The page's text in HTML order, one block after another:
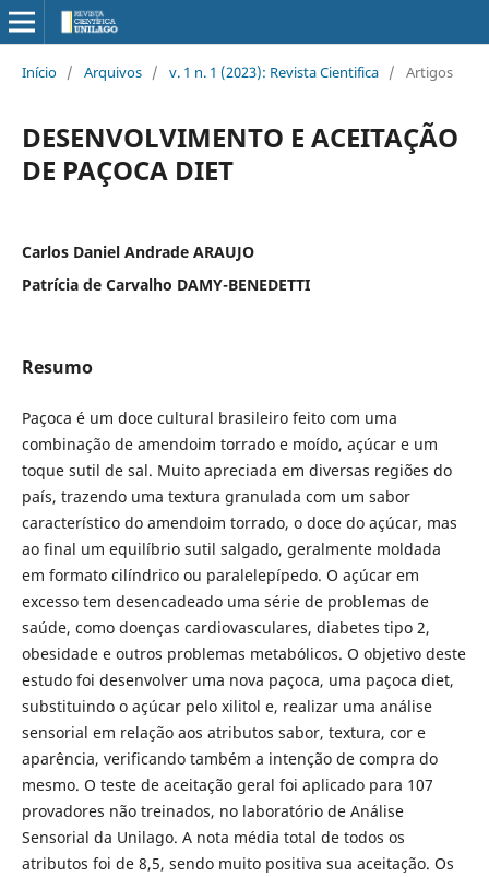
Início / Arquivos / v. 1 n. 1 (2023): Revista Cientifica / Artigos
DESENVOLVIMENTO E ACEITAÇÃO
DE PAÇOCA DIET
Carlos Daniel Andrade ARAUJO
Patrícia de Carvalho DAMY-BENEDETTI
Resumo
Paçoca é um doce cultural brasileiro feito com uma
combinação de amendoim torrado e moído, açúcar e um
toque sutil de sal. Muito apreciada em diversas regiões do
país, trazendo uma textura granulada com um sabor
característico do amendoim torrado, o doce do açúcar, mas
ao final um equilíbrio sutil salgado, geralmente moldada
em formato cilíndrico ou paralelepípedo. O açúcar em
excesso tem desencadeado uma série de problemas de
saúde, como doenças cardiovasculares, diabetes tipo 2,
obesidade e outros problemas metabólicos. O objetivo deste
estudo foi desenvolver uma nova paçoca, uma paçoca diet,
substituindo o açúcar pelo xilitol e, realizar uma análise
sensorial em relação aos atributos sabor, textura, cor e
aparência, verificando também a intenção de compra do
mesmo. O teste de aceitação geral foi aplicado para 107
provadores não treinados, no laboratório de Análise
Sensorial da Unilago. A nota média total de todos os
atributos foi de 8,5, sendo muito positiva sua aceitação. Os